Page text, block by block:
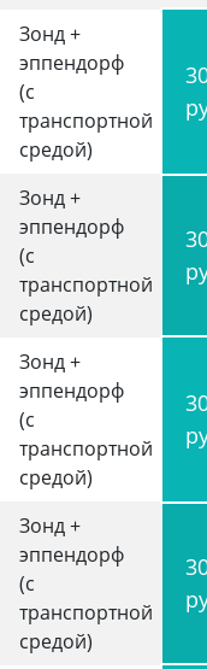
Зонд +
эппендорф
(с
транспортной
средой)
Зонд +
эппендорф
(с
транспортной
средой)
Зонд +
эппендорф
(с
транспортной
средой)
Зонд +
эппендорф
(с
транспортной
средой)